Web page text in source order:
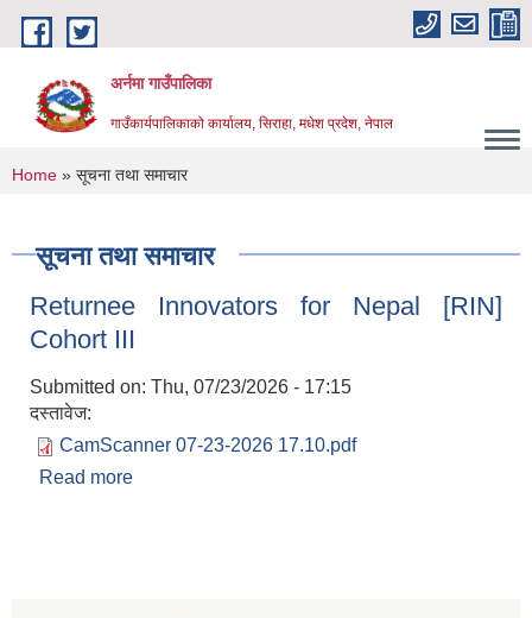
Skip to main content
अर्नमा गाउँपालिका
गाउँकार्यपालिकाको कार्यालय, सिराहा, मधेश प्रदेश, नेपाल
You are here
Home » सूचना तथा समाचार
सूचना तथा समाचार
Returnee Innovators for Nepal [RIN]
Cohort III
Submitted on: Thu, 07/23/2026 - 17:15
दस्तावेज:
CamScanner 07-23-2026 17.10.pdf
Read more